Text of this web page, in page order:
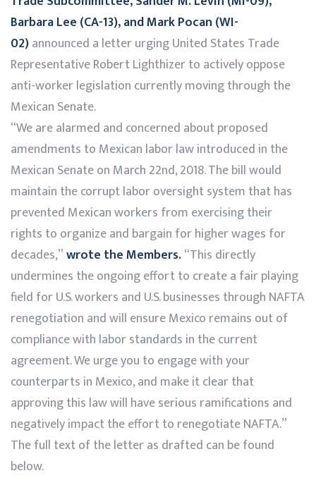
Barbara Lee (CA-13), and Mark Pocan (WI-
02)announced a letter urging United States Trade
Representative Robert Lighthizer to actively oppose
anti-worker legislation currently moving through the
Mexican Senate.
“We are alarmed and concerned about proposed
amendments to Mexican labor law introduced in the
Mexican Senate on March 22nd, 2018. The bill would
maintain the corrupt labor oversight system that has
prevented Mexican workers from exercising their
rights to organize and bargain for higher wages for
decades,”wrote the Members.“This directly
undermines the ongoing effort to create a fair playing
field for U.S. workers and U.S. businesses through NAFTA
renegotiation and will ensure Mexico remains out of
compliance with labor standards in the current
agreement. We urge you to engage with your
counterparts in Mexico, and make it clear that
approving this law will have serious ramifications and
negatively impact the effort to renegotiate NAFTA.”
The full text of the letter as drafted can be found
below.